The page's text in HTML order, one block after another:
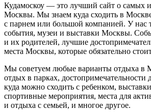
Кудамоскоу — это лучший сайт о самых
Москвы. Мы знаем куда сходить в
с парнем или большой компанией. У нас
события, музеи и выставки Москвы.
и их родителей, лучшие
места Москвы, которые обязательно
Мы советуем любые варианты отдыха в
отдых в парках, достопримечательности
куда можно сходить с ребенком,
спортивные мероприятия, места для
и отдыха с семьей, и многое другое.